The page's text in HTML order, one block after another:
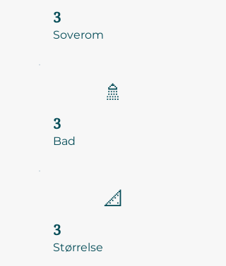
3
Soverom
🚿
3
Bad
📐
3
Størrelse